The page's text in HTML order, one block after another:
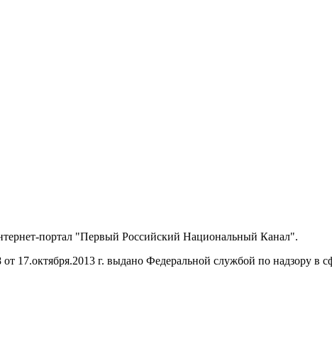
портал "Первый Российский Национальный Канал".
г. выдано Федеральной службой по надзору в